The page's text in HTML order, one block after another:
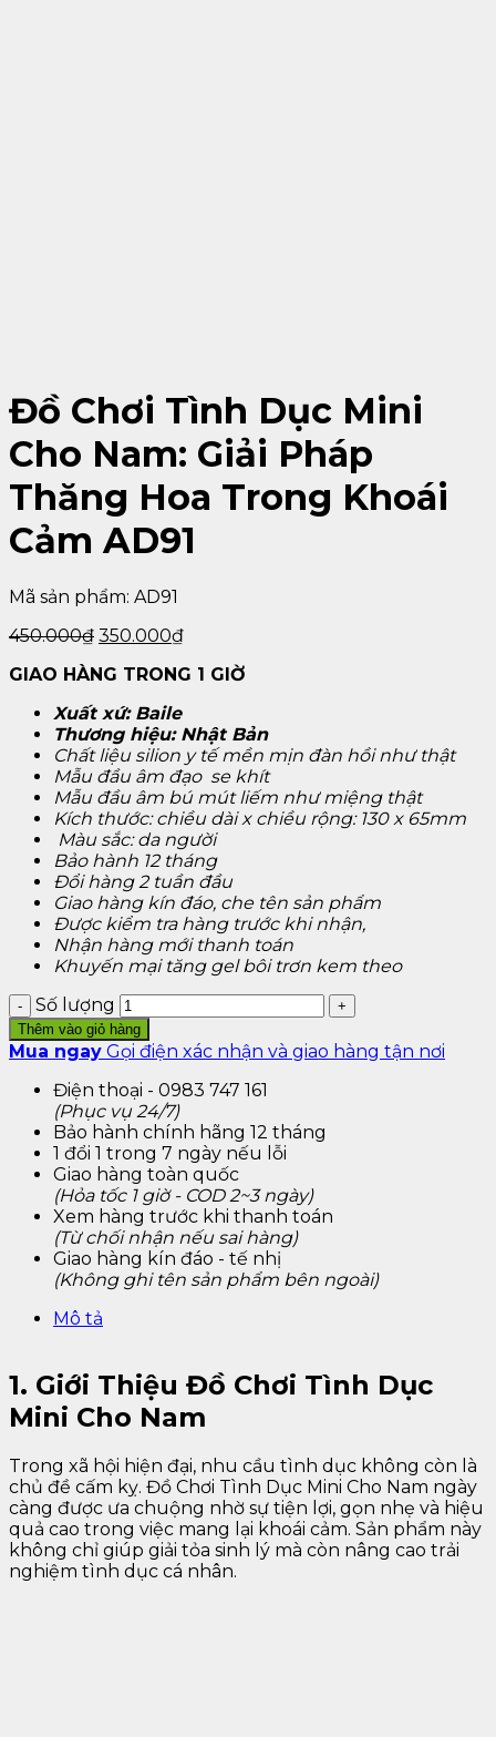
Đồ Chơi Tình Dục Mini
Cho Nam: Giải Pháp
Thăng Hoa Trong Khoái
Cảm AD91
Mã sản phẩm: AD91
450.000₫ 350.000₫
GIAO HÀNG TRONG 1 GIỜ
Xuất xứ: Baile
Thương hiệu: Nhật Bản
Chất liệu silion y tế mền mịn đàn hồi như thật
Mẫu đầu âm đạo se khít
Mẫu đầu âm bú mút liếm như miệng thật
Kích thước: chiều dài x chiều rộng: 130 x 65mm
Màu sắc: da người
Bảo hành 12 tháng
Đổi hàng 2 tuần đầu
Giao hàng kín đáo, che tên sản phẩm
Được kiểm tra hàng trước khi nhận,
Nhận hàng mới thanh toán
Khuyến mại tăng gel bôi trơn kem theo
Số lượng
Thêm vào giỏ hàng
Mua ngay Gọi điện xác nhận và giao hàng tận nơi
Điện thoại - 0983 747 161
(Phục vụ 24/7)
Bảo hành chính hãng 12 tháng
1 đổi 1 trong 7 ngày nếu lỗi
Giao hàng toàn quốc
(Hỏa tốc 1 giờ - COD 2~3 ngày)
Xem hàng trước khi thanh toán
(Từ chối nhận nếu sai hàng)
Giao hàng kín đáo - tế nhị
(Không ghi tên sản phẩm bên ngoài)
Mô tả
1. Giới Thiệu Đồ Chơi Tình Dục
Mini Cho Nam
Trong xã hội hiện đại, nhu cầu tình dục không còn là
chủ đề cấm kỵ. Đồ Chơi Tình Dục Mini Cho Nam ngày
càng được ưa chuộng nhờ sự tiện lợi, gọn nhẹ và hiệu
quả cao trong việc mang lại khoái cảm. Sản phẩm này
không chỉ giúp giải tỏa sinh lý mà còn nâng cao trải
nghiệm tình dục cá nhân.